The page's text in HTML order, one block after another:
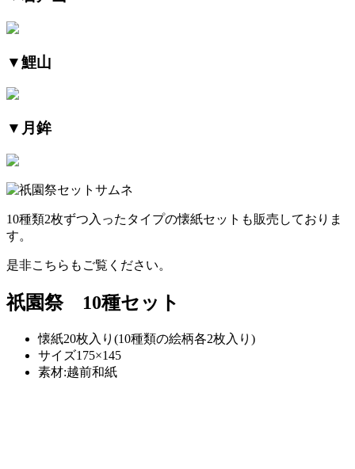
▼鯉山
▼月鉾
10種類2枚ずつ入ったタイプの懐紙セットも販売しておりま
す。
是非こちらもご覧ください。
祇園祭 10種セット
懐紙20枚入り(10種類の絵柄各2枚入り)
サイズ175×145
素材:越前和紙